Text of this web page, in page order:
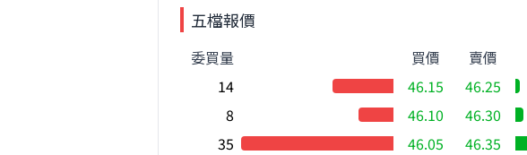
五檔報價
委買量
買價
14
46.15
8
46.10
35
46.05
賣價
46.25
46.30
46.35